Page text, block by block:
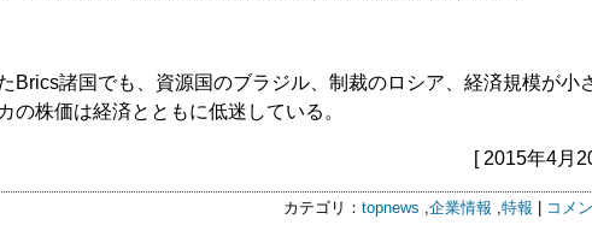
Brics諸国でも、資源国のブラジル、制裁のロシア、経済規模が小
の株価は経済とともに低迷している。
[ 2015年4月
カテゴリ： topnews ,企業情報 ,特報 コメ